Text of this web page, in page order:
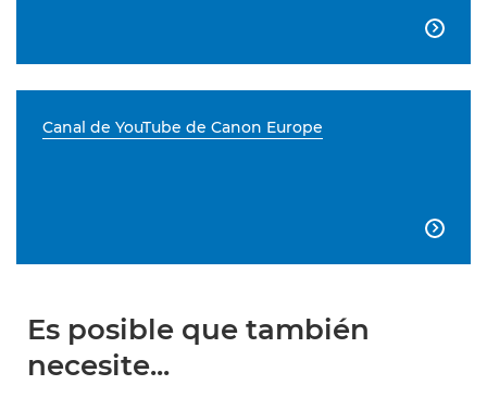

Canal de YouTube de Canon Europe

Es posible que también
necesite...